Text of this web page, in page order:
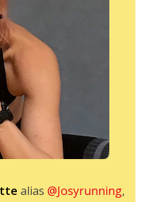
alias @Josyrunning,